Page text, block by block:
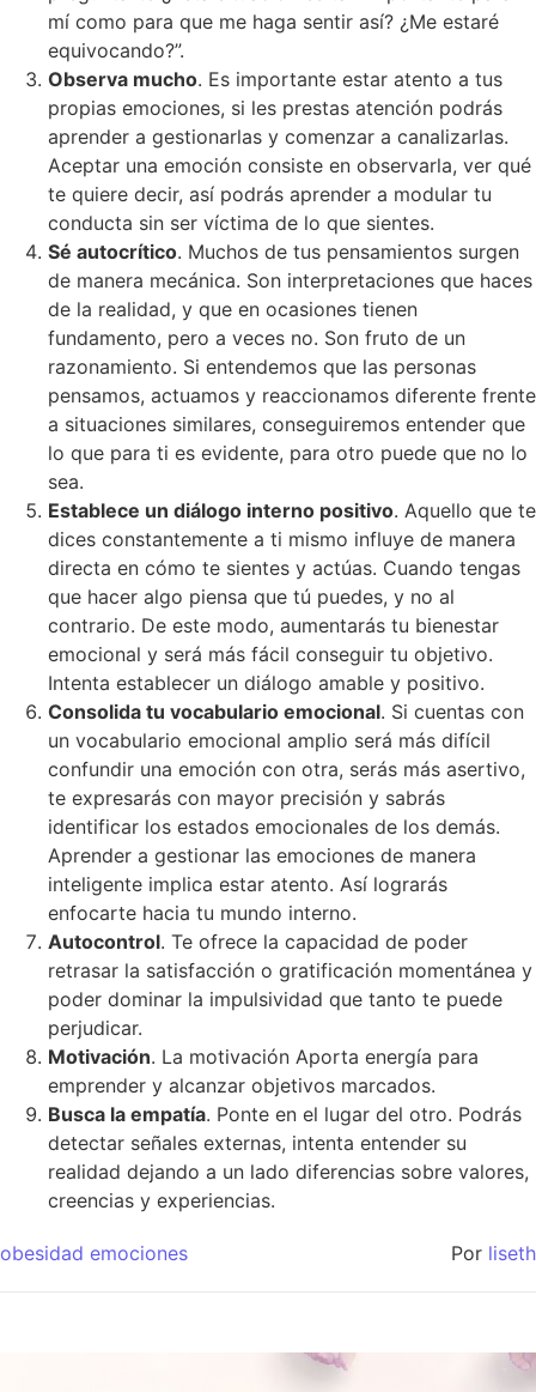
mí como para que me haga sentir así? ¿Me estaré
equivocando?”.
Observa mucho. Es importante estar atento a tus
propias emociones, si les prestas atención podrás
aprender a gestionarlas y comenzar a canalizarlas.
Aceptar una emoción consiste en observarla, ver qué
te quiere decir, así podrás aprender a modular tu
conducta sin ser víctima de lo que sientes.
Sé autocrítico. Muchos de tus pensamientos surgen
de manera mecánica. Son interpretaciones que haces
de la realidad, y que en ocasiones tienen
fundamento, pero a veces no. Son fruto de un
razonamiento. Si entendemos que las personas
pensamos, actuamos y reaccionamos diferente frente
a situaciones similares, conseguiremos entender que
lo que para ti es evidente, para otro puede que no lo
sea.
Establece un diálogo interno positivo. Aquello que te
dices constantemente a ti mismo influye de manera
directa en cómo te sientes y actúas. Cuando tengas
que hacer algo piensa que tú puedes, y no al
contrario. De este modo, aumentarás tu bienestar
emocional y será más fácil conseguir tu objetivo.
Intenta establecer un diálogo amable y positivo.
Consolida tu vocabulario emocional. Si cuentas con
un vocabulario emocional amplio será más difícil
confundir una emoción con otra, serás más asertivo,
te expresarás con mayor precisión y sabrás
identificar los estados emocionales de los demás.
Aprender a gestionar las emociones de manera
inteligente implica estar atento. Así lograrás
enfocarte hacia tu mundo interno.
Autocontrol. Te ofrece la capacidad de poder
retrasar la satisfacción o gratificación momentánea y
poder dominar la impulsividad que tanto te puede
perjudicar.
Motivación. La motivación Aporta energía para
emprender y alcanzar objetivos marcados.
Busca la empatía. Ponte en el lugar del otro. Podrás
detectar señales externas, intenta entender su
realidad dejando a un lado diferencias sobre valores,
creencias y experiencias.
obesidad emociones Por liseth